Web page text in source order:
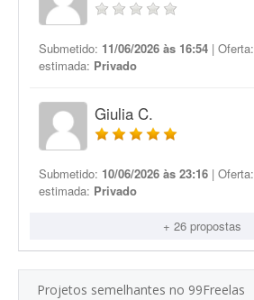
Submetido: 11/06/2026 às 16:54 | Oferta:
estimada: Privado
Giulia C.
Submetido: 10/06/2026 às 23:16 | Oferta:
estimada: Privado
+ 26 propostas
Projetos semelhantes no 99Freelas